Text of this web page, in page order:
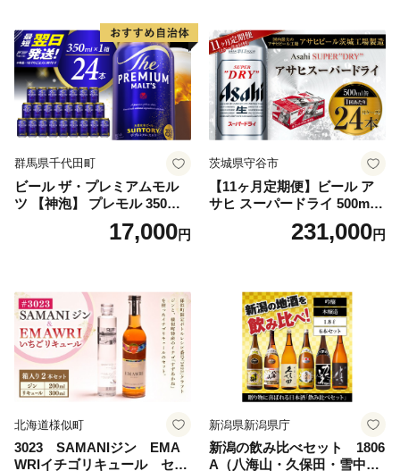
群馬県千代田町
ビール ザ・プレミアムモル
ツ 【神泡】 プレモル 350ml
× 24本 サントリー〈天然水の
ビール工場〉群馬※沖縄・離
17,000円
茨城県守谷市
【11ヶ月定期便】ビール ア
サヒ スーパードライ 500ml 2
4本 1ケース×11ヶ月 | アサヒ
ビール 究極の辛口 酒 お酒 ア
uper dry 11回 缶ビール 缶 ギ
フト 内祝い 茨城県守谷市 送
料無料
231,000円
北海道様似町
3023 SAMANIジン EMA
WRIイチゴリキュール セッ
新潟県新潟県庁
新潟の飲み比べセット 1806
A（八海山・久保田・雪中